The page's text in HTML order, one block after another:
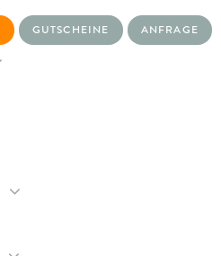
GUTSCHEINE ANFRAGE